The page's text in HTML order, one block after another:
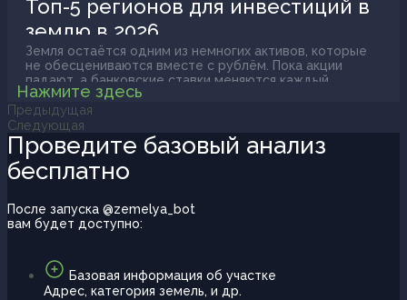
менеджер вынужден вручную сверять таблицы.
Знакомая картина? Именно здесь интеграция внешних
сервисов с 1С меняет правила игры.
Топ-5 регионов для инвестиций в
землю в 2026
Земля остаётся одним из немногих активов, которые
не обесцениваются вместе с рублём. Пока акции
падают, а банковские ставки меняются каждый
квартал, участки в правильных локациях стабильно
растут в цене. Но здесь важно слово "правильных". Не
каждый гектар в России принесёт доход. Выбор
региона сегодня решает буквально всё.
Нажмите здесь
Предыдущая
Следующая
Проведите базовый анализ
бесплатно
После запуска @zemelya_bot
вам будет доступно:
Базовая информация об участке
Адрес, категория земель, и др.